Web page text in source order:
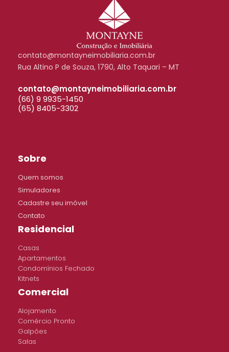
contato@montayneimobiliaria.com.br
Rua Altino P de Souza, 1790, Alto Taquari – MT
contato@montayneimobiliaria.com.br
(66) 9 9935-1450
(65) 8405-3302
Sobre
Quem somos
Simuladores
Cadastre seu imóvel
Contato
Residencial
Casas
Apartamentos
Condomínios Fechado
Kitnets
Comercial
Alojamento
Comércio Pronto
Galpões
Salas